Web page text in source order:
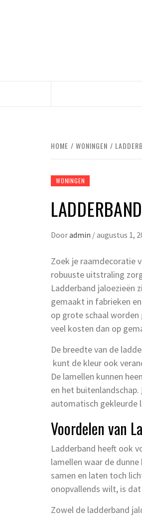
HOME WONINGEN
WONINGEN
Dooradmin /augustus 1,
Zoek je raamdecoratie
robuuste uitstraling
Ladderband jaloezieën
gemaakt in fabrieken
op grote schaal
veel kosten dan op
De breedte van de
kunt de kleur ook
De lamellen kunnen
en het buitenlandschap.
automatisch gekleurde
Voordelen van
Ladderband heeft ook
lamellen waar de
samen en laten toch
onopvallends wilt, is
Zowel de ladderband